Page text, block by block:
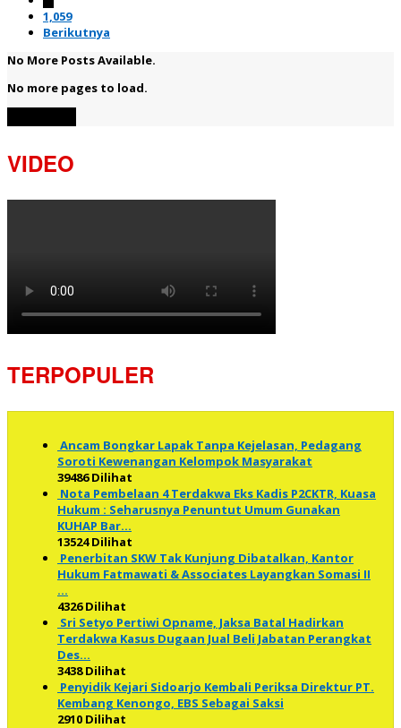
1,059
Berikutnya
No More Posts Available.
No more pages to load.
VIDEO
TERPOPULER
Ancam Bongkar Lapak Tanpa Kejelasan, Pedagang
Soroti Kewenangan Kelompok Masyarakat
39486 Dilihat
Nota Pembelaan 4 Terdakwa Eks Kadis P2CKTR, Kuasa
Hukum : Seharusnya Penuntut Umum Gunakan
KUHAP Bar…
13524 Dilihat
Penerbitan SKW Tak Kunjung Dibatalkan, Kantor
Hukum Fatmawati & Associates Layangkan Somasi II
…
4326 Dilihat
Sri Setyo Pertiwi Opname, Jaksa Batal Hadirkan
Terdakwa Kasus Dugaan Jual Beli Jabatan Perangkat
Des…
3438 Dilihat
Penyidik Kejari Sidoarjo Kembali Periksa Direktur PT.
Kembang Kenongo, EBS Sebagai Saksi
2910 Dilihat